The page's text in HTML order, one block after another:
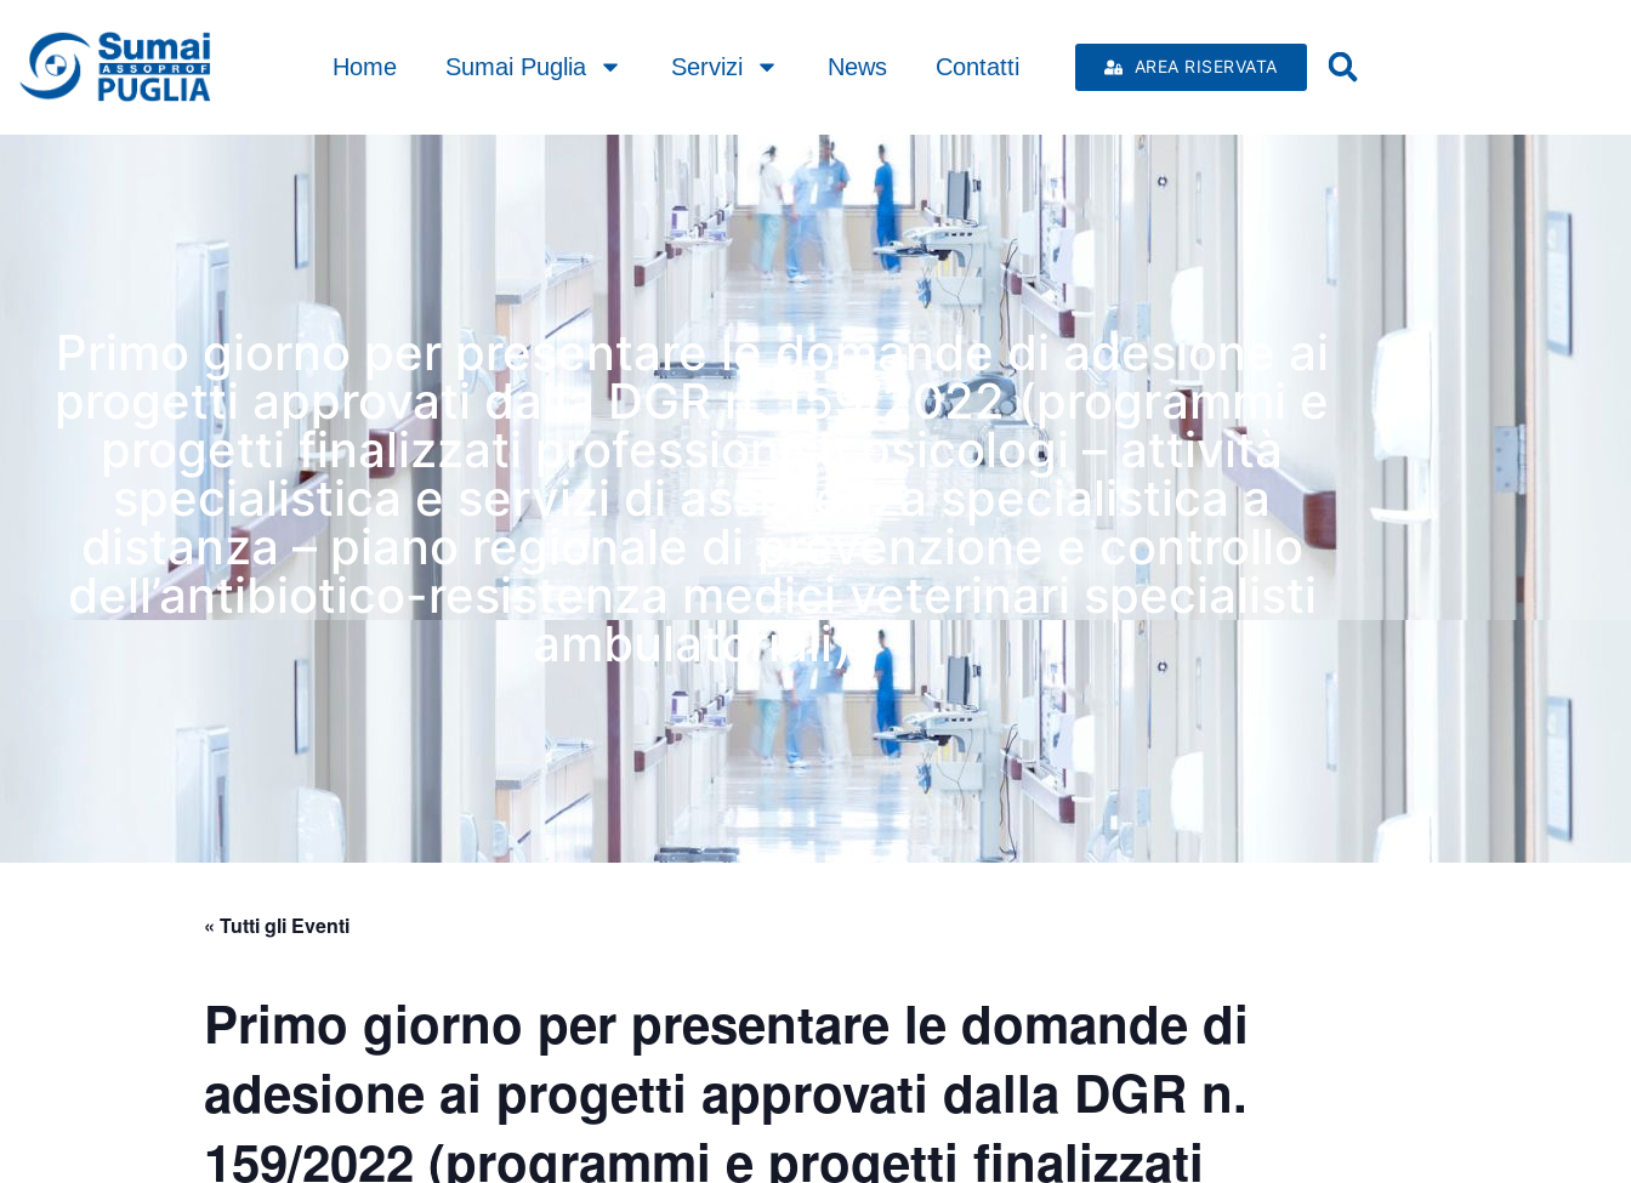
Home Sumai Puglia Servizi News Contatti AREA RISERVATA
Primo giorno per presentare le domande di adesione ai
progetti approvati dalla DGR n. 159/2022 (programmi e
progetti finalizzati professionisti psicologi – attività
specialistica e servizi di assistenza specialistica a
distanza – piano regionale di prevenzione e controllo
dell’antibiotico-resistenza medici veterinari specialisti
ambulatoriali)
« Tutti gli Eventi
Primo giorno per presentare le domande di
adesione ai progetti approvati dalla DGR n.
159/2022 (programmi e progetti finalizzati